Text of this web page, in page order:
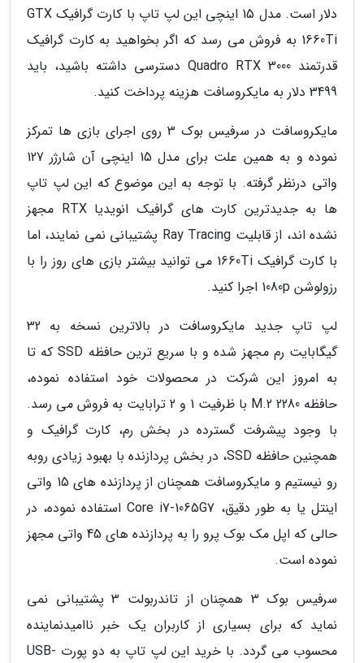
دلار است. مدل 15 اینچی این لپ تاپ با کارت گرافیک GTX
1660Ti به فروش می رسد که اگر بخواهید به کارت گرافیک
قدرتمند Quadro RTX 3000 دسترسی داشته باشید، باید
3499 دلار به مایکروسافت هزینه پرداخت کنید.
مایکروسافت در سرفیس بوک 3 روی اجرای بازی ها تمرکز
نموده و به همین علت برای مدل 15 اینچی آن شارژر 127
واتی درنظر گرفته. با توجه به این موضوع که این لپ تاپ
ها به جدیدترین کارت های گرافیک انویدیا RTX مجهز
نشده اند، از قابلیت Ray Tracing پشتیبانی نمی نمایند، اما
با کارت گرافیک 1660Ti می توانید بیشتر بازی های روز را با
رزولوشن 1080p اجرا کنید.
لپ تاپ جدید مایکروسافت در بالاترین نسخه به 32
گیگابایت رم مجهز شده و با سریع ترین حافظه SSD که تا
به امروز این شرکت در محصولات خود استفاده نموده،
حافظه M.2 2280 با ظرفیت 1 و 2 ترابایت به فروش می رسد.
با وجود پیشرفت گسترده در بخش رم، کارت گرافیک و
همچنین حافظه SSD، در بخش پردازنده با بهبود زیادی روبه
رو نیستیم و مایکروسافت همچنان از پردازنده های 15 واتی
اینتل یا به طور دقیق، Core i7-1065G7 استفاده نموده، در
حالی که اپل مک بوک پرو را به پردازنده های 45 واتی مجهز
نموده است.
سرفیس بوک 3 همچنان از تاندربولت 3 پشتیبانی نمی
نماید که برای بسیاری از کاربران یک خبر ناامیدنماینده
محسوب می گردد. با خرید این لپ تاپ به دو پورت USB-